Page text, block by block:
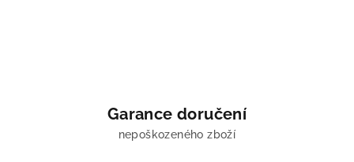
Garance doručení
nepoškozeného zboží